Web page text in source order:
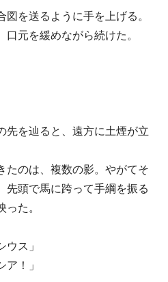
を送るように手を上げる。
元を緩めながら続けた。
を辿ると、遠方に土煙が立
たのは、複数の影。やがてそ
先頭で馬に跨って手綱を振る
った。
ス」
ア！」